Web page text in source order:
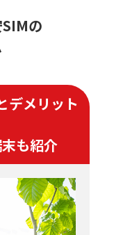
の
デメリット
も紹介